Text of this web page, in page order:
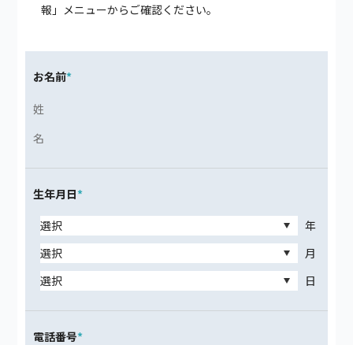
報」メニューからご確認ください。
お名前*
生年月日*
年
月
日
電話番号*